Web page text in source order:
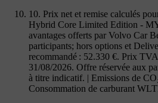
10. Prix net et remise calculés
Hybrid Core Limited Edition -
avantages offerts par Volvo Car
participants; hors options et
recommandé : 52.330 €. Prix
31/08/2026. Offre réservée aux
à titre indicatif. | Emissions de
Consommation de carburant